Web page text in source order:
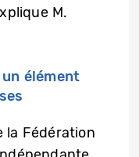
M.
élément
la Fédération